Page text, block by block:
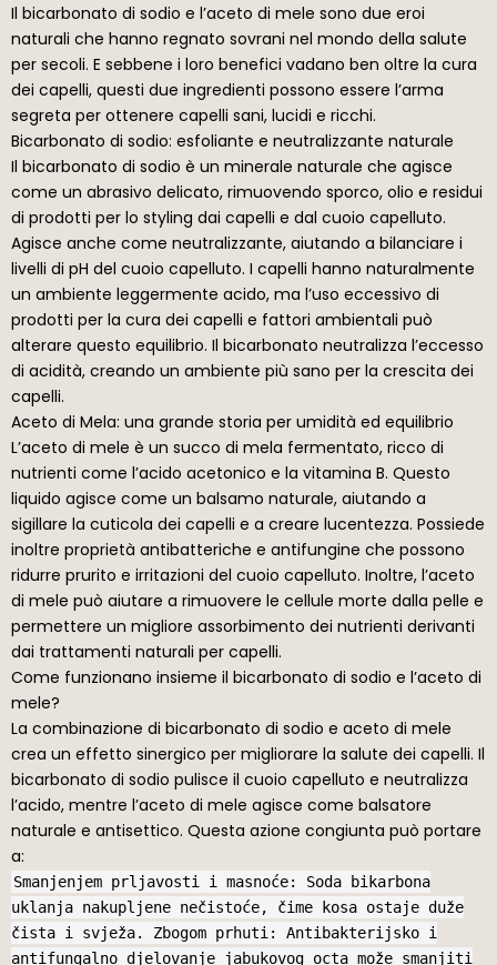
Il bicarbonato di sodio e l’aceto di mele sono due eroi
naturali che hanno regnato sovrani nel mondo della salute
per secoli. E sebbene i loro benefici vadano ben oltre la cura
dei capelli, questi due ingredienti possono essere l’arma
segreta per ottenere capelli sani, lucidi e ricchi.
Bicarbonato di sodio: esfoliante e neutralizzante naturale
Il bicarbonato di sodio è un minerale naturale che agisce
come un abrasivo delicato, rimuovendo sporco, olio e residui
di prodotti per lo styling dai capelli e dal cuoio capelluto.
Agisce anche come neutralizzante, aiutando a bilanciare i
livelli di pH del cuoio capelluto. I capelli hanno naturalmente
un ambiente leggermente acido, ma l’uso eccessivo di
prodotti per la cura dei capelli e fattori ambientali può
alterare questo equilibrio. Il bicarbonato neutralizza l’eccesso
di acidità, creando un ambiente più sano per la crescita dei
capelli.
Aceto di Mela: una grande storia per umidità ed equilibrio
L’aceto di mele è un succo di mela fermentato, ricco di
nutrienti come l’acido acetonico e la vitamina B. Questo
liquido agisce come un balsamo naturale, aiutando a
sigillare la cuticola dei capelli e a creare lucentezza. Possiede
inoltre proprietà antibatteriche e antifungine che possono
ridurre prurito e irritazioni del cuoio capelluto. Inoltre, l’aceto
di mele può aiutare a rimuovere le cellule morte dalla pelle e
permettere un migliore assorbimento dei nutrienti derivanti
dai trattamenti naturali per capelli.
Come funzionano insieme il bicarbonato di sodio e l’aceto di
mele?
La combinazione di bicarbonato di sodio e aceto di mele
crea un effetto sinergico per migliorare la salute dei capelli. Il
bicarbonato di sodio pulisce il cuoio capelluto e neutralizza
l’acido, mentre l’aceto di mele agisce come balsatore
naturale e antisettico. Questa azione congiunta può portare
a:
Smanjenjem prljavosti i masnoće: Soda bikarbona
uklanja nakupljene nečistoće, čime kosa ostaje duže
čista i svježa. Zbogom prhuti: Antibakterijsko i
antifungalno djelovanje jabukovog octa može smanjiti